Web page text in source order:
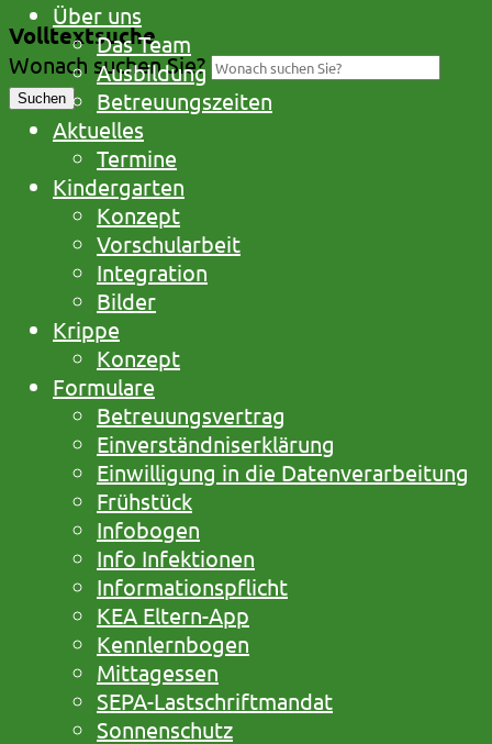
Volltextsuche
Wonach suchen Sie?
Suchen
Über uns
Das Team
Ausbildung
Betreuungszeiten
Aktuelles
Termine
Kindergarten
Konzept
Vorschularbeit
Integration
Bilder
Krippe
Konzept
Formulare
Betreuungsvertrag
Einverständniserklärung
Einwilligung in die Datenverarbeitung
Frühstück
Infobogen
Info Infektionen
Informationspflicht
KEA Eltern-App
Kennlernbogen
Mittagessen
SEPA-Lastschriftmandat
Sonnenschutz